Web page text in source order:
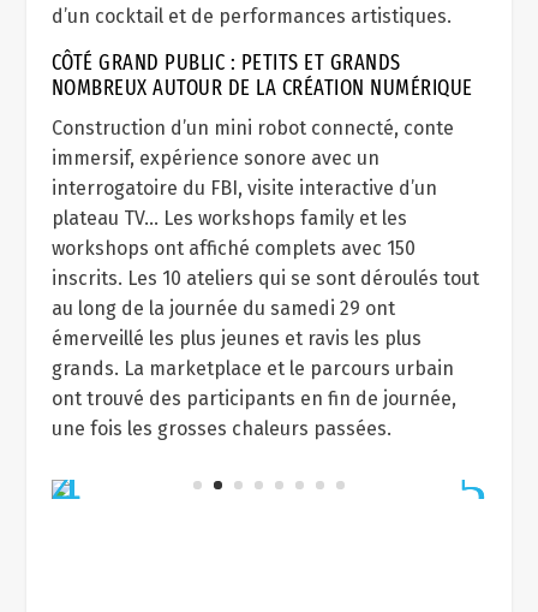
d’un cocktail et de performances artistiques.
CÔTÉ GRAND PUBLIC : PETITS ET GRANDS
NOMBREUX AUTOUR DE LA CRÉATION NUMÉRIQUE
Construction d’un mini robot connecté, conte
immersif, expérience sonore avec un
interrogatoire du FBI, visite interactive d’un
plateau TV… Les workshops family et les
workshops ont affiché complets avec 150
inscrits. Les 10 ateliers qui se sont déroulés tout
au long de la journée du samedi 29 ont
émerveillé les plus jeunes et ravis les plus
grands. La marketplace et le parcours urbain
ont trouvé des participants en fin de journée,
une fois les grosses chaleurs passées.